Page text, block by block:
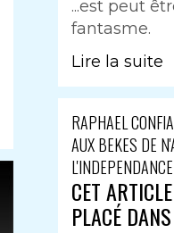
...est peut
fantasme.
Lire la suite
RAPHAEL
AUX BEKES DE
CET
PLACÉ